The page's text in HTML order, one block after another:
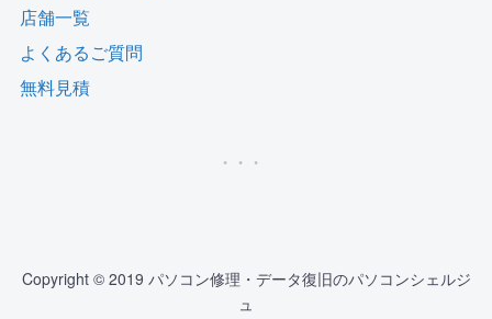
店舗一覧
よくあるご質問
無料見積
Copyright © 2019 パソコン修理・データ復旧のパソコンシェルジ
ュ